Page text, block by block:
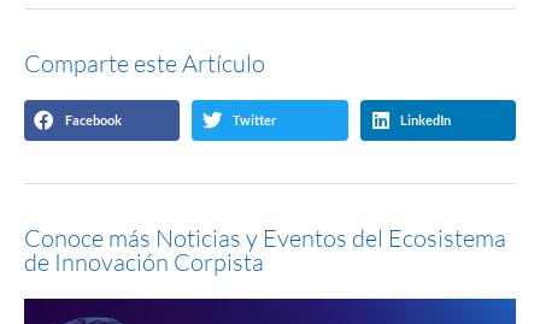
Comparte este Artículo
Facebook Twitter LinkedIn
Conoce más Noticias y Eventos del Ecosistema
de Innovación Corpista